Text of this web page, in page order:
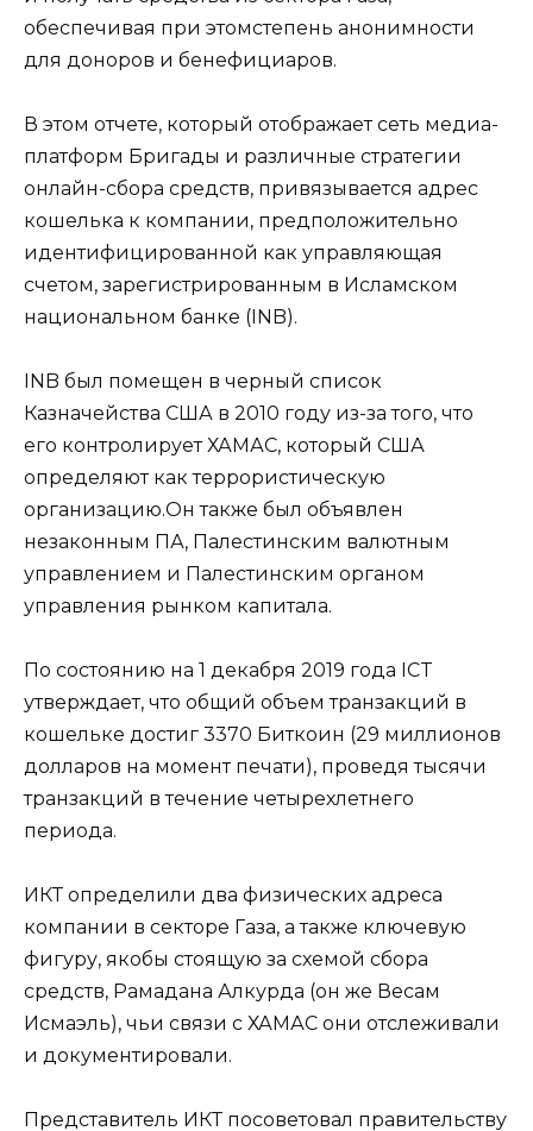
обеспечивая при этомстепень анонимности
для доноров и бенефициаров.
В этом отчете, который отображает сеть медиа-
платформ Бригады и различные стратегии
онлайн-сбора средств, привязывается адрес
кошелька к компании, предположительно
идентифицированной как управляющая
счетом, зарегистрированным в Исламском
национальном банке (INB).
INB был помещен в черный список
Казначейства США в 2010 году из-за того, что
его контролирует ХАМАС, который США
определяют как террористическую
организацию.Он также был объявлен
незаконным ПА, Палестинским валютным
управлением и Палестинским органом
управления рынком капитала.
По состоянию на 1 декабря 2019 года ICT
утверждает, что общий объем транзакций в
кошельке достиг 3370 Биткоин (29 миллионов
долларов на момент печати), проведя тысячи
транзакций в течение четырехлетнего
периода.
ИКТ определили два физических адреса
компании в секторе Газа, а также ключевую
фигуру, якобы стоящую за схемой сбора
средств, Рамадана Алкурда (он же Весам
Исмаэль), чьи связи с ХАМАС они отслеживали
и документировали.
Представитель ИКТ посоветовал правительству